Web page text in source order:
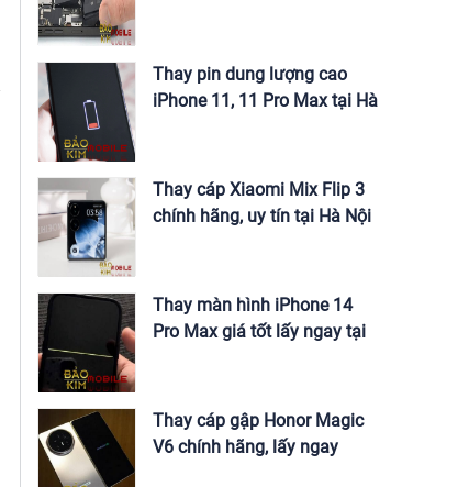
Thay pin dung lượng cao
iPhone 11, 11 Pro Max tại Hà
Thay cáp Xiaomi Mix Flip 3
chính hãng, uy tín tại Hà Nội
Thay màn hình iPhone 14
Pro Max giá tốt lấy ngay tại
Thay cáp gập Honor Magic
V6 chính hãng, lấy ngay